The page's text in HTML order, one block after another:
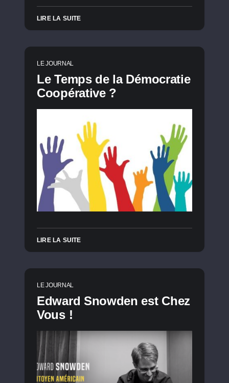
LIRE LA SUITE
LE JOURNAL
Le Temps de la Démocratie
Coopérative ?
LIRE LA SUITE
LE JOURNAL
Edward Snowden est Chez
Vous !